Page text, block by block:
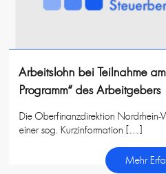
Arbeitslohn bei Teilnahme
Programm“ des Arbeitgebers
Die Oberfinanzdirektion Nordrhein-
einer sog. Kurzinformation […]
Mehr